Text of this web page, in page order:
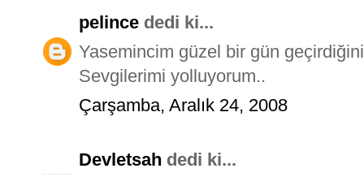
pelince dedi ki...
Yasemincim güzel bir gün
Sevgilerimi yolluyorum..
Çarşamba, Aralık 24, 2008
Devletsah dedi ki...